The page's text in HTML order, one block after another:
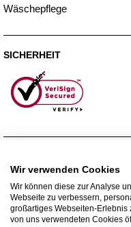
Wäschepflege
SICHERHEIT
WIR VERSENDEN MIT
Wir verwenden Cookies
Wir können diese zur Analyse
Webseite zu verbessern,
großartiges Webseiten-Erlebnis
von uns verwendeten Cookies